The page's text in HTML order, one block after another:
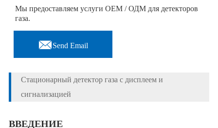
Мы предоставляем услуги ОЕМ / ОДМ для детекторов
газа.
Send Email
Стационарный детектор газа с дисплеем и
сигнализацией
ВВЕДЕНИЕ